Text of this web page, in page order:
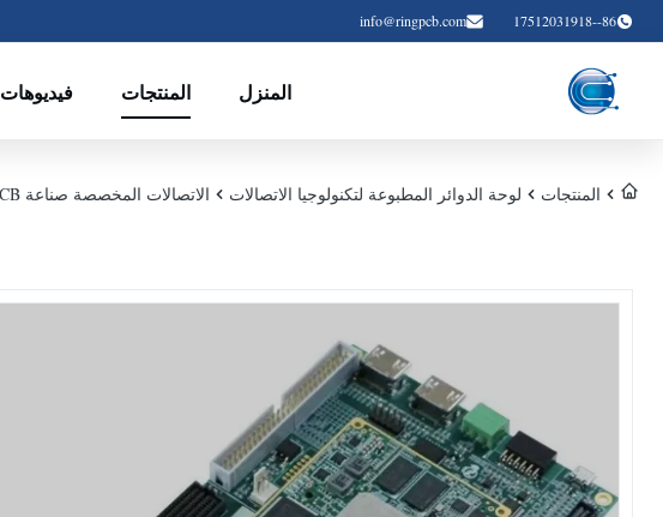
86--17512031918
info@ringpcb.com
المنزل المنتجات فيديوهات
المنتجات لوحة الدوائر المطبوعة لتكنولوجيا الاتصالات الاتصالات المخصصة صناعة PCB السريعة PCBA التصنيع لمكبر الصوت